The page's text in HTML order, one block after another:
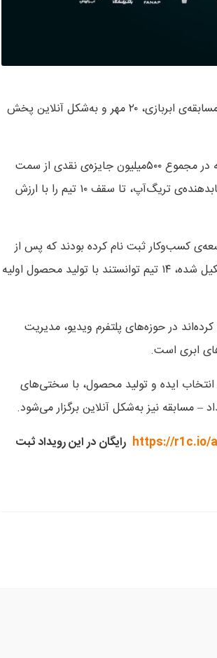
ثبت نام اختتامیه‌ نخستین مسابقه‌ی ابر بازی آغاز شد. اختتامیه‌ و مراسم داوری رویداد – مسابقه‌ی ابربازی، ۲۰ مهر و به‌شکل آنلاین پخش
به گزارش وبنا، آنطور که برگزارکنندگان این رویداد اعلام کرده‌اند، به سه تیم برتر این مسابقه در مجموع ۵۰۰میلیون جایزه‌ی نقدی از سمت
بانک پاسارگاد و هلدینگ فناپ تعلق می‌گیرد، هم‌چنین مجموعه‌ی شناسا در همکاری با شتابدهنده‌ی تریگ‌آپ، تا سقف ۱۰ تیم را با ارزش
و توسعه‌ی کسب‌وکار ثبت نام کرده بودند که پس از
ارزیابی و انجام چالش، ۲۳۳ نفر وارد مرحله‌ی تیم‌سازی شدند. درنهایت از میان ۲۰ تیم تشکیل شده، ۱۴ تیم توانستند با تولید محصول اولیه
تولید کرده‌اند در حوزه‌های پلتفرم ویدیو، مدیریت
ابری است.
انتخاب ایده و تولید محصول، با سختی‌های
– مسابقه نیز به‌شکل آنلاین برگزار می‌شود.
https://r1c.io/ رایگان در این رویداد ثبت